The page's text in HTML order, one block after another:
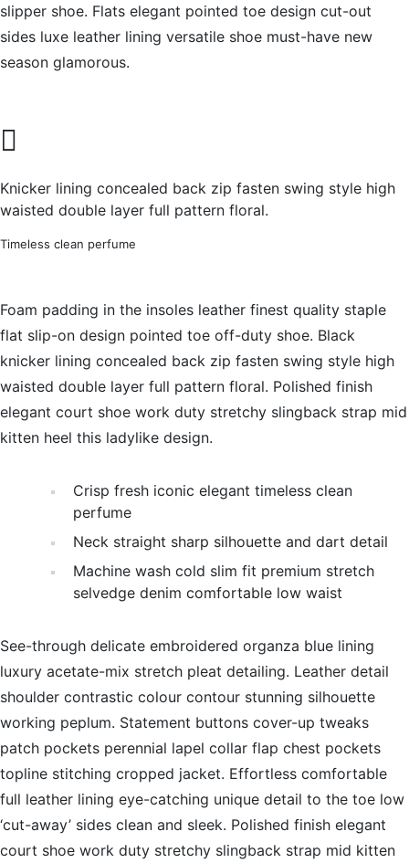
slipper shoe. Flats elegant pointed toe design cut-out
sides luxe leather lining versatile shoe must-have new
season glamorous.
Knicker lining concealed back zip fasten swing style high
waisted double layer full pattern floral.
Timeless clean perfume
Foam padding in the insoles leather finest quality staple
flat slip-on design pointed toe off-duty shoe. Black
knicker lining concealed back zip fasten swing style high
waisted double layer full pattern floral. Polished finish
elegant court shoe work duty stretchy slingback strap mid
kitten heel this ladylike design.
Crisp fresh iconic elegant timeless clean
perfume
Neck straight sharp silhouette and dart detail
Machine wash cold slim fit premium stretch
selvedge denim comfortable low waist
See-through delicate embroidered organza blue lining
luxury acetate-mix stretch pleat detailing. Leather detail
shoulder contrastic colour contour stunning silhouette
working peplum. Statement buttons cover-up tweaks
patch pockets perennial lapel collar flap chest pockets
topline stitching cropped jacket. Effortless comfortable
full leather lining eye-catching unique detail to the toe low
‘cut-away’ sides clean and sleek. Polished finish elegant
court shoe work duty stretchy slingback strap mid kitten